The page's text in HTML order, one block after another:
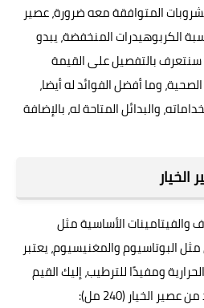
المتوافقة معه ضرورة، عصير
الكربوهيدرات المنخفضة، يبدو
سنتعرف بالتفصيل على القيمة
وما أفضل الفوائد له أيضا،
والبدائل المتاحة له، بالإضافة
الخيار
والفيتامينات الأساسية مثل
البوتاسيوم والمغنيسيوم، يعتبر
ومفيدًا للترطيب، إليك القيم
الخيار (240 مل):